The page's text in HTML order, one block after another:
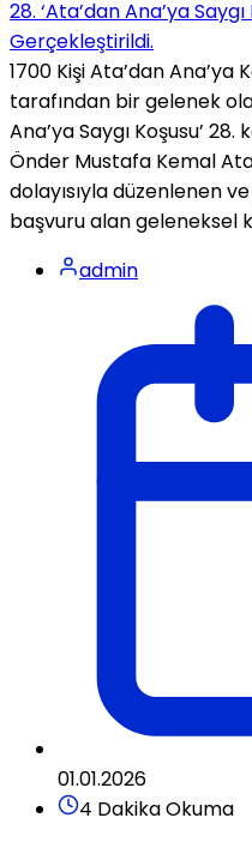
28. ‘Ata’dan Ana’ya
Gerçekleştirildi.
1700 Kişi Ata’dan Ana’ya
tarafından bir gelenek
Ana’ya Saygı Koşusu’
Önder Mustafa Kemal
dolayısıyla düzenlenen
başvuru alan geleneksel
admin
01.01.2026
4 Dakika Okuma